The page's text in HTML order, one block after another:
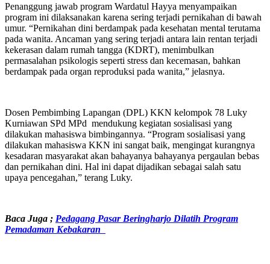
Penanggung jawab program Wardatul Hayya menyampaikan
program ini dilaksanakan karena sering terjadi pernikahan di bawah
umur. “Pernikahan dini berdampak pada kesehatan mental terutama
pada wanita. Ancaman yang sering terjadi antara lain rentan terjadi
kekerasan dalam rumah tangga (KDRT), menimbulkan
permasalahan psikologis seperti stress dan kecemasan, bahkan
berdampak pada organ reproduksi pada wanita,” jelasnya.
Dosen Pembimbing Lapangan (DPL) KKN kelompok 78 Luky
Kurniawan SPd MPd mendukung kegiatan sosialisasi yang
dilakukan mahasiswa bimbingannya. “Program sosialisasi yang
dilakukan mahasiswa KKN ini sangat baik, mengingat kurangnya
kesadaran masyarakat akan bahayanya bahayanya pergaulan bebas
dan pernikahan dini. Hal ini dapat dijadikan sebagai salah satu
upaya pencegahan,” terang Luky.
Baca Juga ; Pedagang Pasar Beringharjo Dilatih Program
Pemadaman Kebakaran